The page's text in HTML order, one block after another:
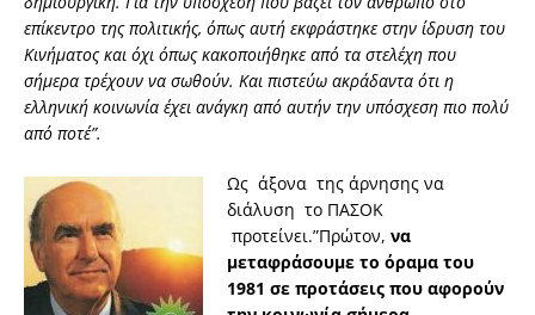
επίκεντρο της πολιτικής, όπως αυτή εκφράστηκε στην ίδρυση του
Κινήματος και όχι όπως κακοποιήθηκε από τα στελέχη που
σήμερα τρέχουν να σωθούν. Και πιστεύω ακράδαντα ότι η
ελληνική κοινωνία έχει ανάγκη από αυτήν την υπόσχεση πιο πολύ
από ποτέ”.
Ως άξονα της άρνησης να
διάλυση το ΠΑΣΟΚ
προτείνει.”Πρώτον, να
μεταφράσουμε το όραμα του
1981 σε προτάσεις που αφορούν